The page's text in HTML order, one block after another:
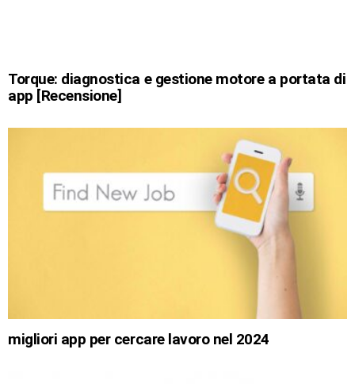
Torque: diagnostica e gestione motore a portata di
app [Recensione]
migliori app per cercare lavoro nel 2024